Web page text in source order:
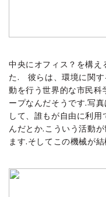
中央にオフィス？を構え
た. 彼らは、環境に関す
動を行う世界的な市民
ープなんだそうです.写
して、誰もが自由に利
んだとか.こういう活動
ます.そしてこの機械が